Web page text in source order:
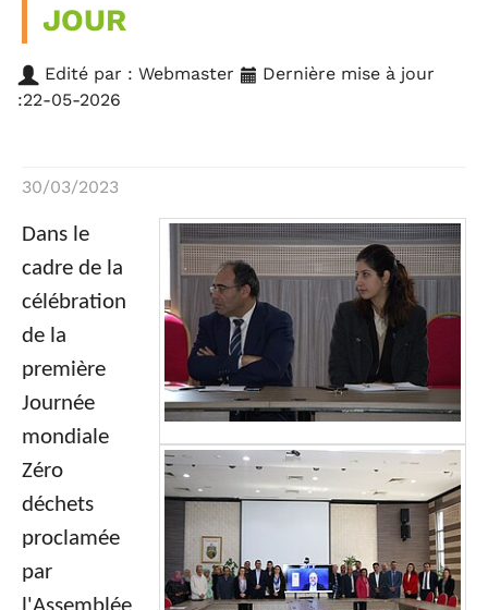
JOUR
Edité par : Webmaster
Dernière mise à jour
:22-05-2026
30/03/2023
Dans le
cadre de la
célébration
de la
première
Journée
mondiale
Zéro
déchets
proclamée
par